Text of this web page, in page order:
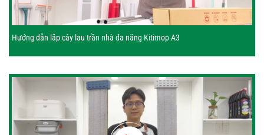
Hướng dẫn lắp cây lau trần nhà đa năng Kitimop A3